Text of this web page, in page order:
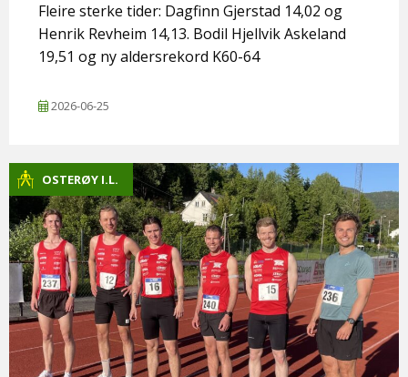
Fleire sterke tider: Dagfinn Gjerstad 14,02 og
Henrik Revheim 14,13. Bodil Hjellvik Askeland
19,51 og ny aldersrekord K60-64
2026-06-25
OSTERØY I.L.